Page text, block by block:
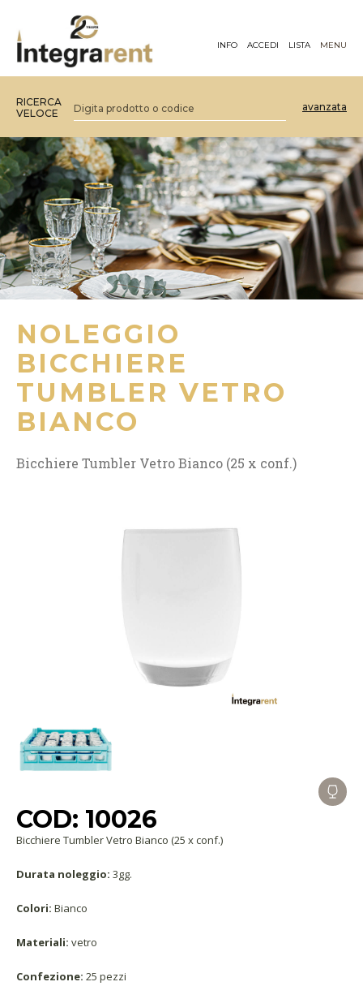
INFO ACCEDI LISTA MENU
RICERCA
VELOCE
avanzata
NOLEGGIO
BICCHIERE
TUMBLER VETRO
BIANCO
Bicchiere Tumbler Vetro Bianco (25 x conf.)
COD: 10026
Bicchiere Tumbler Vetro Bianco (25 x conf.)
Durata noleggio: 3gg.
Colori: Bianco
Materiali: vetro
Confezione: 25 pezzi